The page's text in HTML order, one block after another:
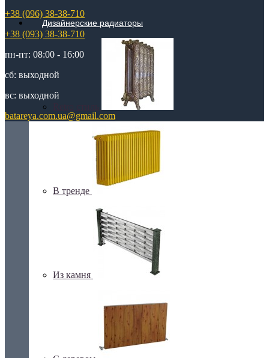
Дизайнерские радиаторы
В тренде
Из камня
+38 (096) 38-38-710
+38 (093) 38-38-710
пн-пт: 08:00 - 16:00
сб: выходной
вс: выходной
batareya.com.ua@gmail.com